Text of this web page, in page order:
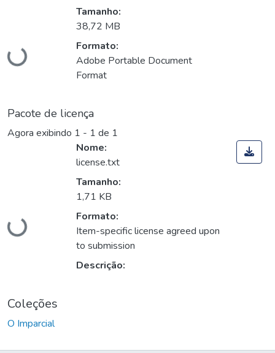
Carregando...
Tamanho:
38,72 MB
Formato:
Adobe Portable Document
Format
Pacote de licença
Agora exibindo 1 - 1 de 1
Carregando...
Nome:
license.txt
Tamanho:
1,71 KB
Formato:
Item-specific license agreed upon
to submission
Descrição:
Coleções
O Imparcial